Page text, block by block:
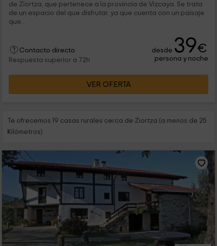
de Ziortza, que pertenece a la provincia de Vizcaya. Se trata
de un espacio del que disfrutar, ya que cuenta con un paisaje
que...
Contacto directo
Respuesta superior a 72h
desde 39€
persona y noche
VER OFERTA
Te ofrecemos 19 casas rurales cerca de Ziortza (a menos de 25
Kilómetros)